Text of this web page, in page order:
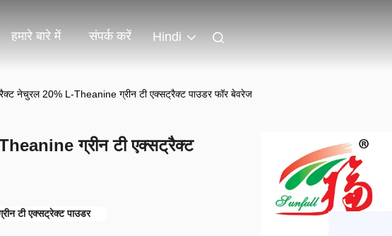
हमारे बारे में संपर्क करें Hindi
नेचुरल 20% L-Theanine ग्रीन टी एक्सट्रैक्ट पाउडर फॉर बेवरेज
ग्रीन टी एक्सट्रैक्ट
टी एक्सट्रेक्ट पाउडर